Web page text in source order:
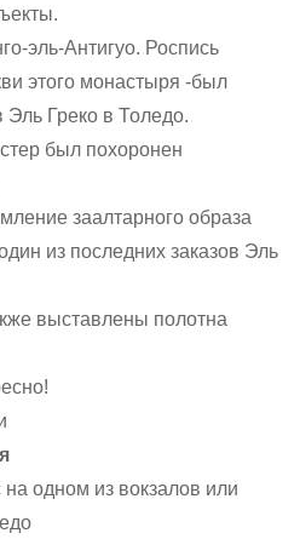
эль-Антигуо. Роспись
этого монастыря -был
Эль Греко в Толедо.
был похоронен
заалтарного образа
из последних заказов Эль
выставлены полотна
одном из вокзалов или